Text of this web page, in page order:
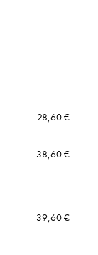
28,60 €
38,60 €
39,60 €